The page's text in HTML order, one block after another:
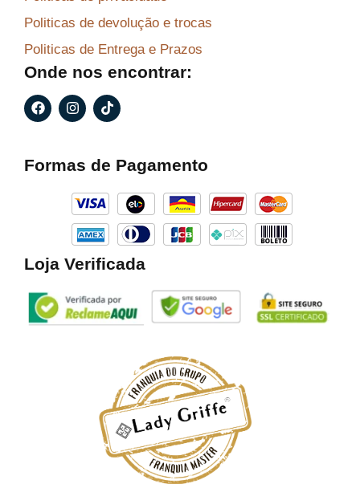
Politicas de devolução e trocas
Politicas de Entrega e Prazos
Onde nos encontrar:
F
a
c
o
I
n
s
g
a
m
T
i
k
k
Formas de Pagamento
Loja Verificada